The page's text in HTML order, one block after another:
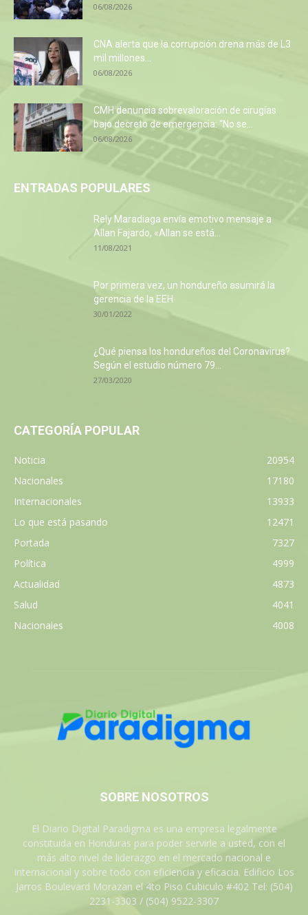
06/08/2026
CNA alerta que la corrupción drena más de L3
mil millones...
06/08/2026
CMH denuncia sobrevaloración de cirugías
bajo decreto de emergencia: “No se...
06/08/2026
ENTRADAS POPULARES
Rely Maradiaga envía emotivo mensaje a
Allan Fajardo, «Allan se está...
11/08/2021
Por primera vez, un hondureño asumirá la
gerencia de la EEH
30/01/2022
¿Qué piensa los hondureños del Coronavirus?
Según el estudio número 79...
27/03/2020
CATEGORÍA POPULAR
Noticia
20954
Nacionales
17180
Internacionales
13933
Lo que está pasando
12471
Portada
7327
Política
4999
Actualidad
4873
Salud
4041
Nacionales
4008
SOBRE NOSOTROS
El Diario Digital Paradigma es una empresa legalmente
constituida en Honduras para poder servirle a usted, con el
más alto nivel de liderazgo en el mercado nacional e
internacional y sobre todo con eficiencia y eficacia. Edificio Los
Jarros Boulevard Morazan el 4to Piso Cubiculo #402 Tel: (504)
2231-3303 / (504) 9522-3307